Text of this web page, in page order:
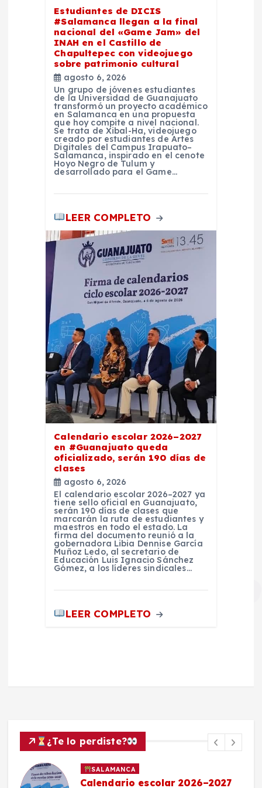
Estudiantes de DICIS
#Salamanca llegan a la final
nacional del «Game Jam» del
INAH en el Castillo de
Chapultepec con videojuego
sobre patrimonio cultural
agosto 6, 2026
Un grupo de jóvenes estudiantes
de la Universidad de Guanajuato
transformó un proyecto académico
en Salamanca en una propuesta
que hoy compite a nivel nacional.
Se trata de Xibal-Ha, videojuego
creado por estudiantes de Artes
Digitales del Campus Irapuato–
Salamanca, inspirado en el cenote
Hoyo Negro de Tulum y
desarrollado para el Game…
LEER COMPLETO
Calendario escolar 2026–2027
en #Guanajuato queda
oficializado, serán 190 días de
clases
agosto 6, 2026
El calendario escolar 2026–2027 ya
tiene sello oficial en Guanajuato,
serán 190 días de clases que
marcarán la ruta de estudiantes y
maestros en todo el estado. La
firma del documento reunió a la
gobernadora Libia Dennise García
Muñoz Ledo, al secretario de
Educación Luis Ignacio Sánchez
Gómez, a los líderes sindicales…
LEER COMPLETO
¿Te lo perdiste?
SALAMANCA
Calendario escolar 2026–2027